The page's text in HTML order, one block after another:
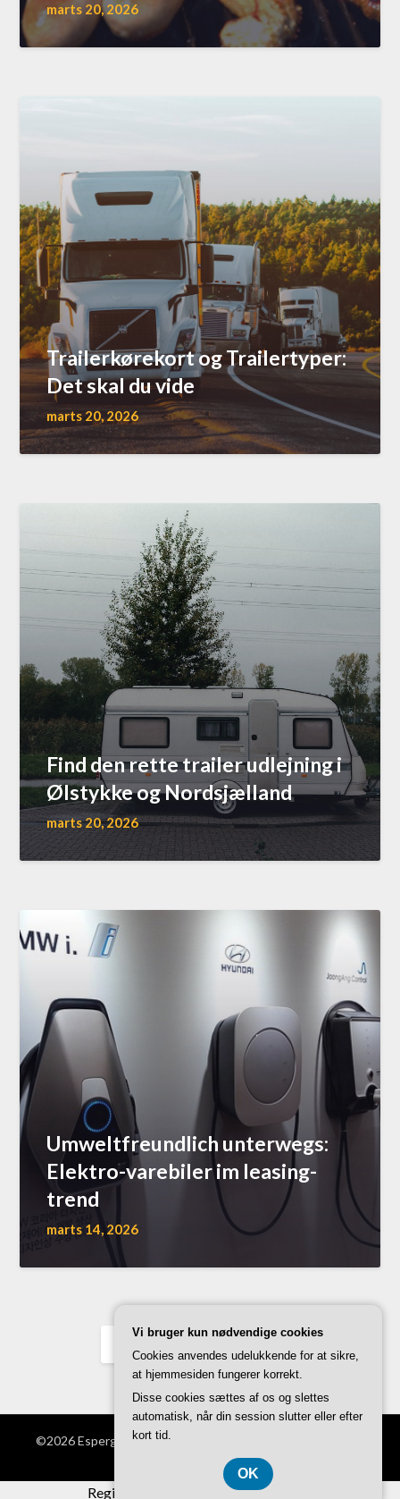
marts 20, 2026
Trailerkørekort og Trailertyper:
Det skal du vide
marts 20, 2026
Find den rette trailer udlejning i
Ølstykke og Nordsjælland
marts 20, 2026
Umweltfreundlich unterwegs:
Elektro-varebiler im leasing-
trend
marts 14, 2026
Previous Next
©2026 Espergaerde-autocenter.dk
Superb WordPress Themes
Registreringsnummer DK374 077 39
Vi bruger kun nødvendige cookies
Cookies anvendes udelukkende for at sikre,
at hjemmesiden fungerer korrekt.
Disse cookies sættes af os og slettes
automatisk, når din session slutter eller efter
kort tid.
OK